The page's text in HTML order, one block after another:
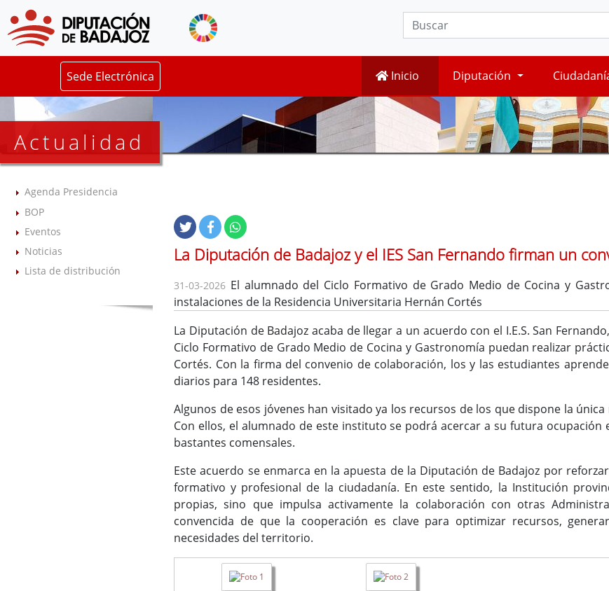
Sede Electrónica Inicio Diputación
Actualidad
Agenda Presidencia
BOP
Eventos
Noticias
Lista de distribución
La Diputación de Badajoz y el IES San Fernando firman un
31-03-2026 El alumnado del Ciclo Formativo de Grado Medio de Cocina y
instalaciones de la Residencia Universitaria Hernán Cortés
La Diputación de Badajoz acaba de llegar a un acuerdo con el I.E.S. San
Ciclo Formativo de Grado Medio de Cocina y Gastronomía puedan realizar
Cortés. Con la firma del convenio de colaboración, los y las estudiantes
diarios para 148 residentes.
Algunos de esos jóvenes han visitado ya los recursos de los que dispone la
Con ellos, el alumnado de este instituto se podrá acercar a su futura
bastantes comensales.
Este acuerdo se enmarca en la apuesta de la Diputación de Badajoz por
formativo y profesional de la ciudadanía. En este sentido, la Institución
propias, sino que impulsa activamente la colaboración con otras
convencida de que la cooperación es clave para optimizar recursos,
necesidades del territorio.